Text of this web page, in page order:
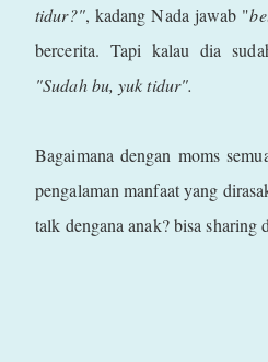
tidur?", kadang Nada jawab "
bercerita. Tapi kalau dia
"Sudah bu, yuk tidur".
Bagaimana dengan moms
pengalaman manfaat yang
talk dengana anak? bisa